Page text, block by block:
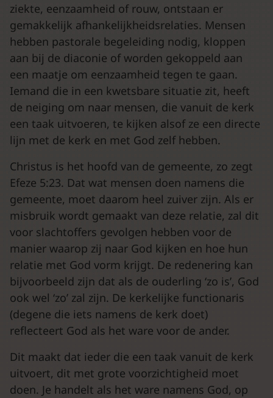
ziekte, eenzaamheid of rouw, ontstaan er
gemakkelijk afhankelijkheidsrelaties. Mensen
hebben pastorale begeleiding nodig, kloppen
aan bij de diaconie of worden gekoppeld aan
een maatje om eenzaamheid tegen te gaan.
Iemand die in een kwetsbare situatie zit, heeft
de neiging om naar mensen, die vanuit de kerk
een taak uitvoeren, te kijken alsof ze een directe
lijn met de kerk en met God zelf hebben.
Christus is het hoofd van de gemeente, zo zegt
Efeze 5:23. Dat wat mensen doen namens die
gemeente, moet daarom heel zuiver zijn. Als er
misbruik wordt gemaakt van deze relatie, zal dit
voor slachtoffers gevolgen hebben voor de
manier waarop zij naar God kijken en hoe hun
relatie met God vorm krijgt. De redenering kan
bijvoorbeeld zijn dat als de ouderling ‘zo is’, God
ook wel ‘zo’ zal zijn. De kerkelijke functionaris
(degene die iets namens de kerk doet)
reflecteert God als het ware voor de ander.
Dit maakt dat ieder die een taak vanuit de kerk
uitvoert, dit met grote voorzichtigheid moet
doen. Je handelt als het ware namens God, op